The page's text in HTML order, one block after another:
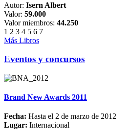
Autor: Isern Albert
Valor: 59.000
Valor miembros: 44.250
1 2 3 4 5 6 7
Más Libros
Eventos y concursos
Brand New Awards 2011
Fecha: Hasta el 2 de marzo de 2012
Lugar: Internacional